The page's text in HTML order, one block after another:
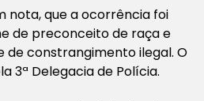
nota, que a ocorrência foi
de preconceito de raça e
de constrangimento ilegal. O
3ª Delegacia de Polícia.